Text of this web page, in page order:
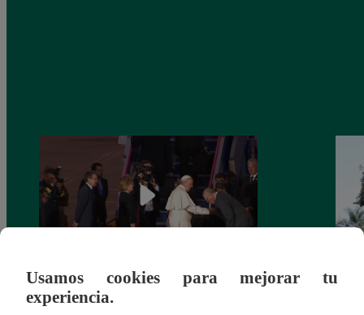
Papa Francisco: ¿por qué evitó que PPK
le besara la mano?
Usamos cookies para mejorar tu
experiencia.